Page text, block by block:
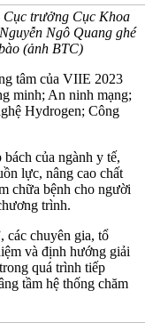
trưởng Cục Khoa
Ngô Quang ghé
(ảnh BTC)
tâm của VIIE 2023
minh; An ninh mạng;
Hydrogen; Công
của ngành y tế,
lực, nâng cao chất
chữa bệnh cho người
trình.
các chuyên gia, tổ
và định hướng giải
quá trình tiếp
tầm hệ thống chăm